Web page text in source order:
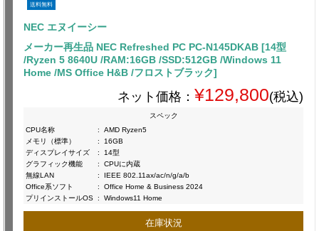
送料無料
NEC エヌイーシー
メーカー再生品 NEC Refreshed PC PC-N145DKAB [14型
/Ryzen 5 8640U /RAM:16GB /SSD:512GB /Windows 11
Home /MS Office H&B /フロストブラック]
ネット価格： ¥129,800(税込)
スペック
CPU名称
:
AMD Ryzen5
メモリ（標準）
:
16GB
ディスプレイサイズ
:
14型
グラフィック機能
:
CPUに内蔵
無線LAN
:
IEEE 802.11ax/ac/n/g/a/b
Office系ソフト
:
Office Home & Business 2024
プリインストールOS : Windows11 Home
在庫状況